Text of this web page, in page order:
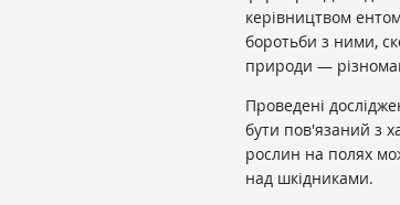
керівництвом
боротьби з ними,
природи —
Проведені
бути пов'язаний з
рослин на полях
над шкідниками.